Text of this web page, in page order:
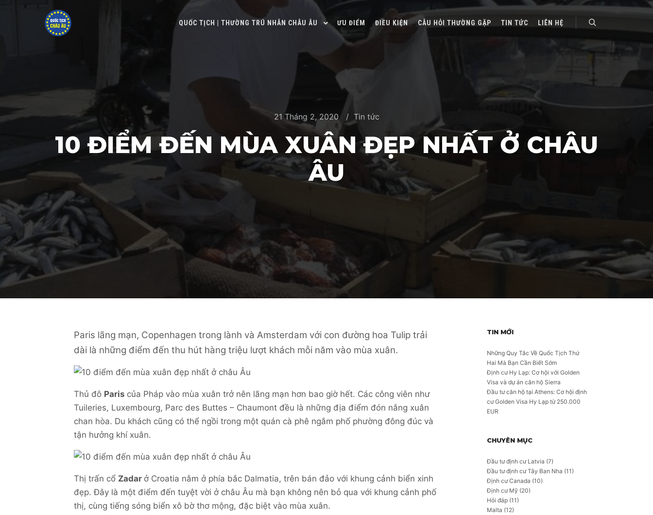
QUỐC TỊCH | THƯỜNG TRÚ NHÂN CHÂU ÂU ƯU ĐIỂM ĐIỀU KIỆN CÂU HỎI THƯỜNG GẶP TIN TỨC LIÊN HỆ
21 Tháng 2, 2020 Tin tức
10 ĐIỂM ĐẾN MÙA XUÂN ĐẸP NHẤT Ở CHÂU
ÂU
Paris lãng mạn, Copenhagen trong lành và Amsterdam với con đường hoa Tulip trải
dài là những điểm đến thu hút hàng triệu lượt khách mỗi năm vào mùa xuân.
Thủ đô Paris của Pháp vào mùa xuân trở nên lãng mạn hơn bao giờ hết. Các công viên như
Tuileries, Luxembourg, Parc des Buttes – Chaumont đều là những địa điểm đón nắng xuân
chan hòa. Du khách cũng có thể ngồi trong một quán cà phê ngắm phố phường đông đúc và
tận hưởng khí xuân.
Thị trấn cổ Zadar ở Croatia nằm ở phía bắc Dalmatia, trên bán đảo với khung cảnh biển xinh
đẹp. Đây là một điểm đến tuyệt vời ở châu Âu mà bạn không nên bỏ qua với khung cảnh phố
thị, cùng tiếng sóng biển xô bờ thơ mộng, đặc biệt vào mùa xuân.
TIN MỚI
Những Quy Tắc Về Quốc Tịch Thứ
Hai Mà Bạn Cần Biết Sớm
Định cư Hy Lạp: Cơ hội với Golden
Visa và dự án căn hộ Sierra
Đầu tư căn hộ tại Athens: Cơ hội định
cư Golden Visa Hy Lạp từ 250.000
EUR
CHUYÊN MỤC
Đầu tư định cư Latvia (7)
Đầu tư định cư Tây Ban Nha (11)
Định cư Canada (10)
Định cư Mỹ (20)
Hỏi đáp (11)
Malta (12)